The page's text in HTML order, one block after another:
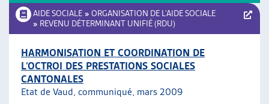
RESSOURCES
THÉMATIQUES
AUTRES
ARTIAS
L’ASSOCIATION
AIDE SOCIALE » ORGANISATION DE L’AIDE SOCIALE
» REVENU DÉTERMINANT UNIFIÉ (RDU)
HARMONISATION ET COORDINATION DE
L’OCTROI DES PRESTATIONS SOCIALES
CANTONALES
Etat de Vaud, communiqué, mars 2009